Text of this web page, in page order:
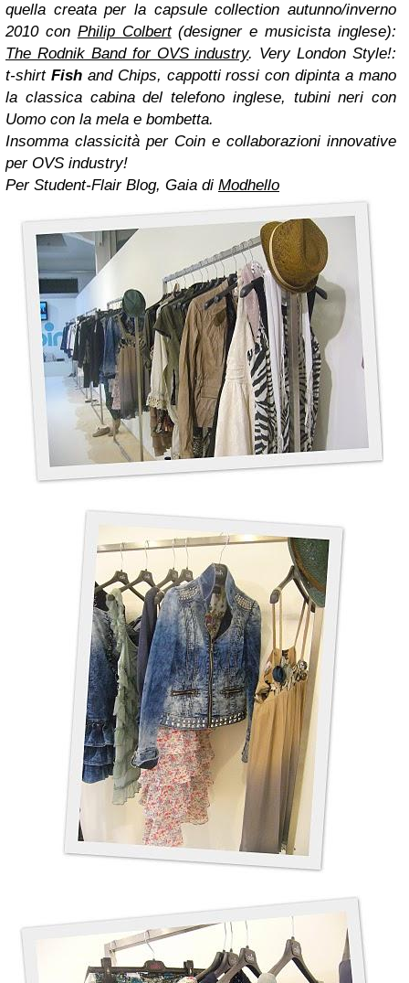
quella creata per la capsule collection autunno/inverno
2010 con Philip Colbert(designer e musicista inglese):
The Rodnik Band for OVS industry. Very London Style!:
t-shirt Fishand Chips, cappotti rossi con dipinta a mano
la classica cabina del telefono inglese, tubini neri con
Uomo con la mela e bombetta.
Insomma classicità per Coin e collaborazioni innovative
per OVS industry!
Per Student-Flair Blog, Gaia di Modhello